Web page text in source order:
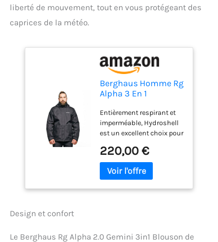
liberté de mouvement, tout en vous protégeant des
caprices de la météo.
Berghaus Homme Rg
Alpha 3 En 1
Supplémentaire,
Manteau Léger Veste
Imperméable Avec
Polaire, Noir, L EU
Entièrement respirant et
imperméable, Hydroshell
est un excellent choix pour
météorologiques
changeantes et humides
Combiner des couches ou
meilleure protection contre
220,00 €
Design et confort
Le Berghaus Rg Alpha 2.0 Gemini 3in1 Blouson de